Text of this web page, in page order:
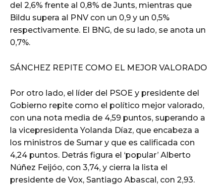
del 2,6% frente al 0,8% de Junts, mientras que
Bildu supera al PNV con un 0,9 y un 0,5%
respectivamente. El BNG, de su lado, se anota un
0,7%.
SÁNCHEZ REPITE COMO EL MEJOR VALORADO
Por otro lado, el líder del PSOE y presidente del
Gobierno repite como el político mejor valorado,
con una nota media de 4,59 puntos, superando a
la vicepresidenta Yolanda Díaz, que encabeza a
los ministros de Sumar y que es calificada con
4,24 puntos. Detrás figura el ‘popular’ Alberto
Núñez Feijóo, con 3,74, y cierra la lista el
presidente de Vox, Santiago Abascal, con 2,93.